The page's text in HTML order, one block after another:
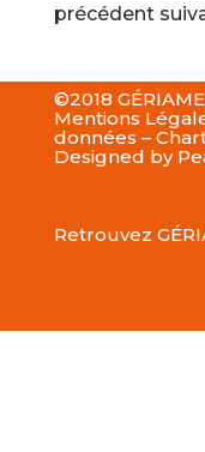
précédent
©2018
Mentions
données –
Designed by
Retrouvez